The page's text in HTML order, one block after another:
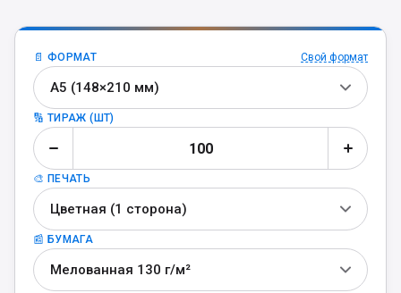
📄 ФОРМАТ Свой формат
А5 (148×210 мм)
🔢 ТИРАЖ (ШТ)
🎨 ПЕЧАТЬ
Цветная (1 сторона)
📰 БУМАГА
Мелованная 130 г/м²